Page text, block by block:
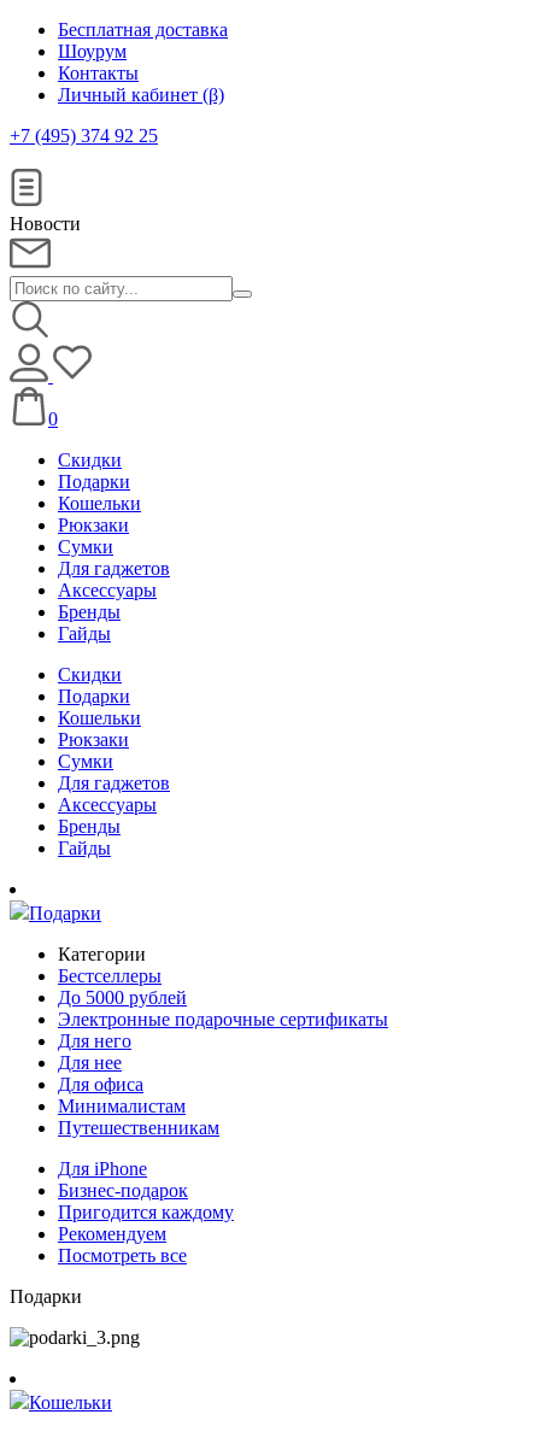
Бесплатная доставка
Шоурум
Контакты
Личный кабинет (β)
+7 (495) 374 92 25
Новости
0
Скидки
Подарки
Кошельки
Рюкзаки
Сумки
Для гаджетов
Аксессуары
Бренды
Гайды
Скидки
Подарки
Кошельки
Рюкзаки
Сумки
Для гаджетов
Аксессуары
Бренды
Гайды
Подарки
Категории
Бестселлеры
До 5000 рублей
Электронные подарочные сертификаты
Для него
Для нее
Для офиса
Минималистам
Путешественникам
Для iPhone
Бизнес-подарок
Пригодится каждому
Рекомендуем
Посмотреть все
Подарки
Кошельки